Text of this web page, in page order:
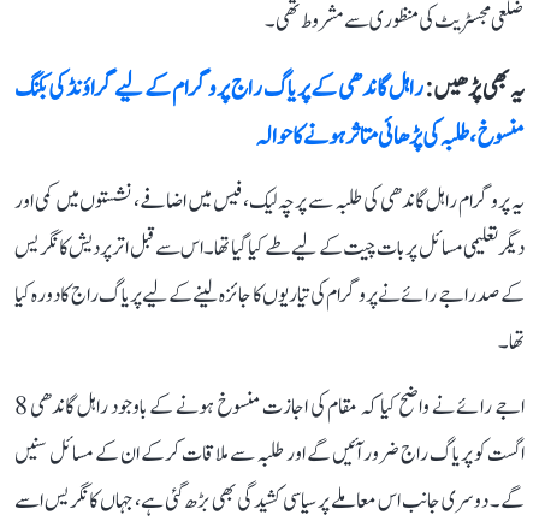
ضلعی مجسٹریٹ کی منظوری سے مشروط تھی۔
یہ بھی پڑھیں :راہل گاندھی کے پریاگ راج پروگرام کے لیے گراؤنڈ کی بکنگ
منسوخ، طلبہ کی پڑھائی متاثر ہونے کا حوالہ
یہ پروگرام راہل گاندھی کی طلبہ سے پرچہ لیک، فیس میں اضافے، نشستوں میں کمی اور
دیگر تعلیمی مسائل پر بات چیت کے لیے طے کیا گیا تھا۔ اس سے قبل اتر پردیش کانگریس
کے صدر اجے رائے نے پروگرام کی تیاریوں کا جائزہ لینے کے لیے پریاگ راج کا دورہ کیا
تھا۔
اجے رائے نے واضح کیا کہ مقام کی اجازت منسوخ ہونے کے باوجود راہل گاندھی 8
اگست کو پریاگ راج ضرور آئیں گے اور طلبہ سے ملاقات کرکے ان کے مسائل سنیں
گے۔ دوسری جانب اس معاملے پر سیاسی کشیدگی بھی بڑھ گئی ہے، جہاں کانگریس اسے